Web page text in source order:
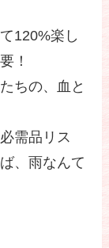
120%楽し
！
ちの、血と
需品リス
、雨なんて